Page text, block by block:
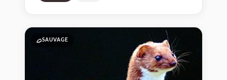
03
SAUVAGE